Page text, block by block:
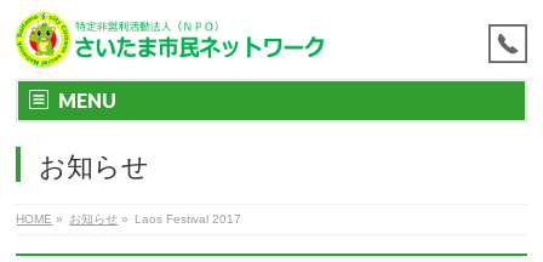
MENU
お知らせ
HOME » お知らせ » Laos Festival 2017